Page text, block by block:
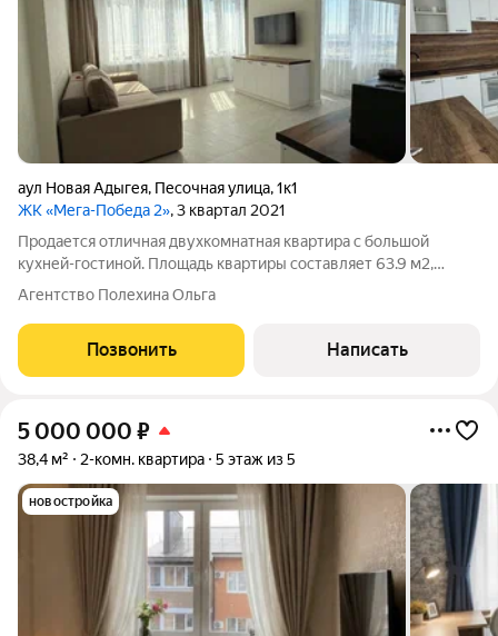
аул Новая Адыгея, Песочная улица,1к1
ЖК «Мега-Победа 2», 3 квартал 2021
Продается отличная двухкомнатная квартира с большой
кухней-гостиной. Площадь квартиры составляет 63.9 м2,
площадь кухни 25.5 м2, жила площадь 26.6 м2. Квартира
выполнен новый современный
Агентство Полехина Ольга
Позвонить Написать
5 000 000 ₽
38,4 м² 2-комн. квартира 5 этаж из 5
новостройка